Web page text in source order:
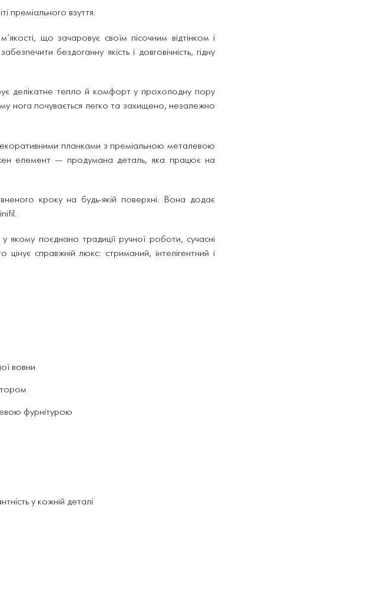
преміального взуття.
що зачаровує своїм пісочним відтінком і
бездоганну якість і довговічність, гідну
делікатне тепло й комфорт у прохолодну пору
нога почувається легко та захищено, незалежно
планками з преміальною металевою
елемент — продумана деталь, яка працює на
кроку на будь-якій поверхні. Вона додає
inifil
поєднано традиції ручної роботи, сучасні
справжній люкс: стриманий, інтелігентний і
вовни
фурнітурою
у кожній деталі